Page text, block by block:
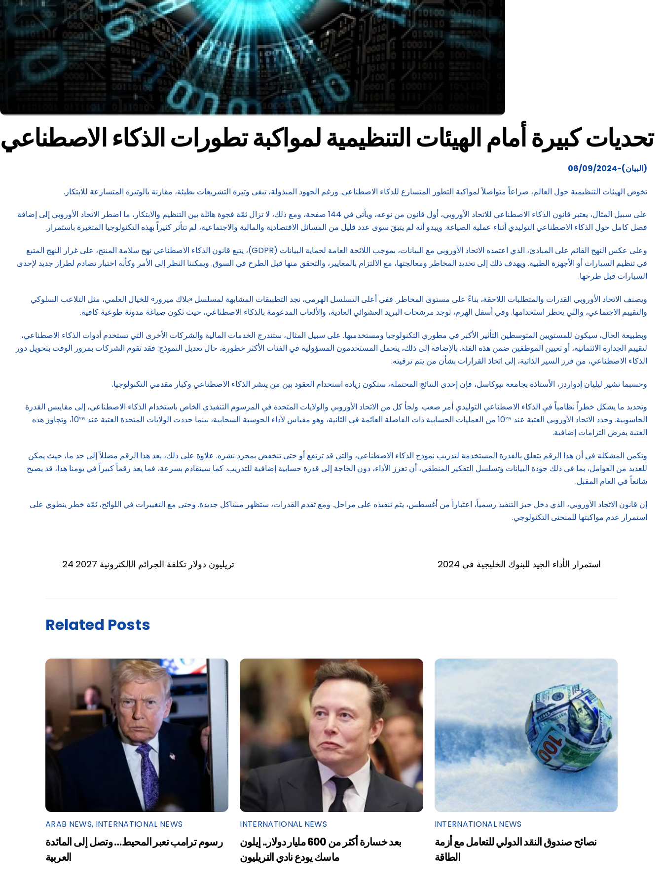
تحديات كبيرة أمام الهيئات التنظيمية لمواكبة تطورات الذكاء الاصطناعي
(البيان)-06/09/2024
تخوض الهيئات التنظيمية حول العالم، صراعاً متواصلاً لمواكبة التطور المتسارع للذكاء الاصطناعي. ورغم الجهود المبذولة، تبقى وتيرة التشريعات بطيئة، مقارنة بالوتيرة المتسارعة للابتكار.
على سبيل المثال، يعتبر قانون الذكاء الاصطناعي للاتحاد الأوروبي، أول قانون من نوعه، ويأتي في 144 صفحة، ومع ذلك، لا تزال ثمّة فجوة هائلة بين التنظيم والابتكار، ما اضطر الاتحاد الأوروبي إلى إضافة
فصل كامل حول الذكاء الاصطناعي التوليدي أثناء عملية الصياغة. ويبدو أنه لم يتبقَ سوى عدد قليل من المسائل الاقتصادية والمالية والاجتماعية، لم تتأثر كثيراً بهذه التكنولوجيا المتغيرة باستمرار.
وعلى عكس النهج القائم على المبادئ، الذي اعتمده الاتحاد الأوروبي مع البيانات، بموجب اللائحة العامة لحماية البيانات (GDPR)، يتبع قانون الذكاء الاصطناعي نهج سلامة المنتج، على غرار النهج المتبع
في تنظيم السيارات أو الأجهزة الطبية. ويهدف ذلك إلى تحديد المخاطر ومعالجتها، مع الالتزام بالمعايير، والتحقق منها قبل الطرح في السوق. ويمكننا النظر إلى الأمر وكأنه اختبار تصادم لطراز جديد لإحدى
السيارات قبل طرحها.
ويصنف الاتحاد الأوروبي القدرات والمتطلبات اللاحقة، بناءً على مستوى المخاطر. ففي أعلى التسلسل الهرمي، نجد التطبيقات المشابهة لمسلسل «بلاك ميرور» للخيال العلمي، مثل التلاعب السلوكي
والتقييم الاجتماعي، والتي يحظر استخدامها. وفي أسفل الهرم، توجد مرشحات البريد العشوائي العادية، والألعاب المدعومة بالذكاء الاصطناعي، حيث تكون صياغة مدونة طوعية كافية.
وبطبيعة الحال، سيكون للمستويين المتوسطين التأثير الأكبر في مطوري التكنولوجيا ومستخدميها. على سبيل المثال، ستندرج الخدمات المالية والشركات الأخرى التي تستخدم أدوات الذكاء الاصطناعي،
لتقييم الجدارة الائتمانية، أو تعيين الموظفين ضمن هذه الفئة. بالإضافة إلى ذلك، يتحمل المستخدمون المسؤولية في الفئات الأكثر خطورة، حال تعديل النموذج: فقد تقوم الشركات بمرور الوقت بتحويل دور
الذكاء الاصطناعي، من فرز السير الذاتية، إلى اتخاذ القرارات بشأن من يتم ترقيته.
وحسبما تشير ليليان إدواردز، الأستاذة بجامعة نيوكاسل، فإن إحدى النتائج المحتملة، ستكون زيادة استخدام العقود بين من ينشر الذكاء الاصطناعي وكبار مقدمي التكنولوجيا.
وتحديد ما يشكل خطراً نظامياً في الذكاء الاصطناعي التوليدي أمر صعب. ولجأ كل من الاتحاد الأوروبي والولايات المتحدة في المرسوم التنفيذي الخاص باستخدام الذكاء الاصطناعي، إلى مقاييس القدرة
الحاسوبية. وحدد الاتحاد الأوروبي العتبة عند 10²⁵ من العمليات الحسابية ذات الفاصلة العائمة في الثانية، وهو مقياس لأداء الحوسبة السحابية، بينما حددت الولايات المتحدة العتبة عند 10²⁶، وتجاوز هذه
العتبة يفرض التزامات إضافية.
وتكمن المشكلة في أن هذا الرقم يتعلق بالقدرة المستخدمة لتدريب نموذج الذكاء الاصطناعي، والتي قد ترتفع أو حتى تنخفض بمجرد نشره. علاوة على ذلك، يعد هذا الرقم مضللاً إلى حد ما، حيث يمكن
للعديد من العوامل، بما في ذلك جودة البيانات وتسلسل التفكير المنطقي، أن تعزز الأداء، دون الحاجة إلى قدرة حسابية إضافية للتدريب. كما سيتقادم بسرعة، فما يعد رقماً كبيراً في يومنا هذا، قد يصبح
شائعاً في العام المقبل.
إن قانون الاتحاد الأوروبي، الذي دخل حيز التنفيذ رسمياً، اعتباراً من أغسطس، يتم تنفيذه على مراحل. ومع تقدم القدرات، ستظهر مشاكل جديدة. وحتى مع التغييرات في اللوائح، ثمّة خطر ينطوي على
استمرار عدم مواكبتها للمنحنى التكنولوجي.
24 تريليون دولار تكلفة الجرائم الإلكترونية 2027 استمرار الأداء الجيد للبنوك الخليجية في 2024
Related Posts
ARAB NEWS, INTERNATIONAL NEWS
رسوم ترامب تعبر المحيط… وتصل إلى المائدة
العربية
INTERNATIONAL NEWS
بعد خسارة أكثر من 600 مليار دولار.. إيلون
ماسك يودع نادي التريليون
INTERNATIONAL NEWS
نصائح صندوق النقد الدولي للتعامل مع أزمة
الطاقة